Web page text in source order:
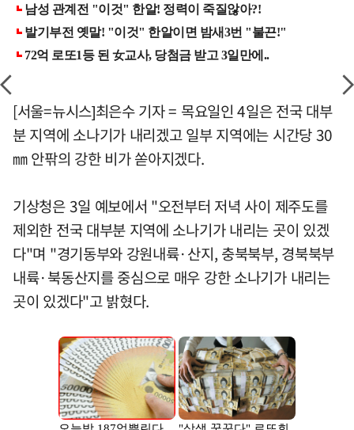
[서울=뉴시스]최은수 기자 = 목요일인 4일은 전국 대부
분 지역에 소나기가 내리겠고 일부 지역에는 시간당 30
㎜ 안팎의 강한 비가 쏟아지겠다.
기상청은 3일 예보에서 "오전부터 저녁 사이 제주도를
제외한 전국 대부분 지역에 소나기가 내리는 곳이 있겠
다"며 "경기동부와 강원내륙·산지, 충북북부, 경북북부
내륙·북동산지를 중심으로 매우 강한 소나기가 내리는
곳이 있겠다"고 밝혔다.